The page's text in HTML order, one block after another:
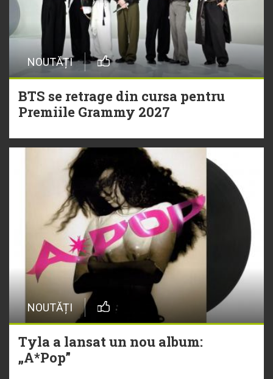
NOUTĂȚI
BTS se retrage din cursa pentru
Premiile Grammy 2027
NOUTĂȚI
Tyla a lansat un nou album:
„A*Pop”